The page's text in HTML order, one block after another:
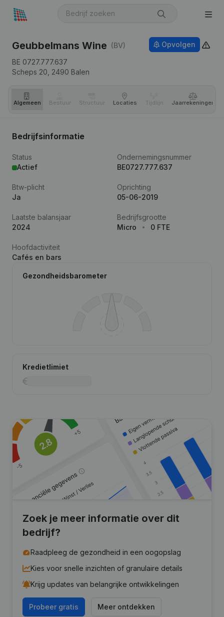
Geubbelmans Wine (BV)
BE 0727.777.637
Scheps 20, 2490 Balen
Opvolgen
Algemeen Bestuur Structuur Locaties Tijdlijn Jaar­rekeningen
Bedrijfsinformatie
Status
Actief
Ondernemingsnummer
BE0727.777.637
Btw-plicht
Ja
Oprichting
05-06-2019
Laatste balansjaar
2024
Bedrijfsgrootte
Micro
0 FTE
Hoofdactiviteit
Cafés en bars
Gezondheidsbarometer
Kredietlimiet
Zoek je meer informatie over dit
bedrijf?
Raadpleeg de gezondheid in een oogopslag
Kies voor snelle inzichten of granulaire details
Krijg updates van belangrijke ontwikkelingen
Probeer gratis Meer ontdekken